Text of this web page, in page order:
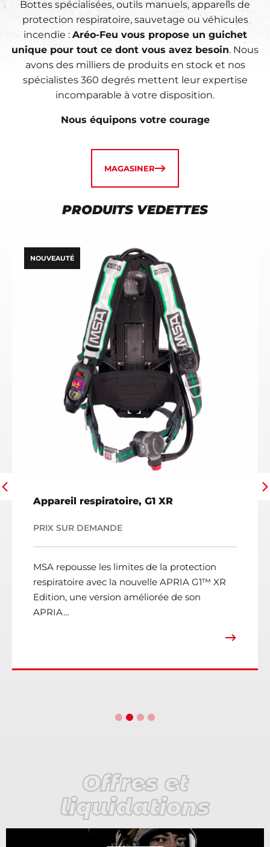
DEMANDE D'ACCÈS PORTAIL CLIENT
DEMANDE D'ACCÈS PORTAIL CLIENT
DEMANDE D'ACCÈS PORTAIL CLIENT
Bottes spécialisées, outils manuels, appareils de
protection respiratoire, sauvetage ou véhicules
incendie : Aréo-Feu vous propose un guichet
unique pour tout ce dont vous avez besoin. Nous
avons des milliers de produits en stock et nos
spécialistes 360 degrés mettent leur expertise
incomparable à votre disposition.
Nous équipons votre courage
MAGASINER
PRODUITS VEDETTES
NOUVEAUTÉ
Appareil respiratoire, G1 XR
PRIX SUR DEMANDE
MSA repousse les limites de la protection
respiratoire avec la nouvelle APRIA G1™ XR
Edition, une version améliorée de son
APRIA…
Offres et
liquidations